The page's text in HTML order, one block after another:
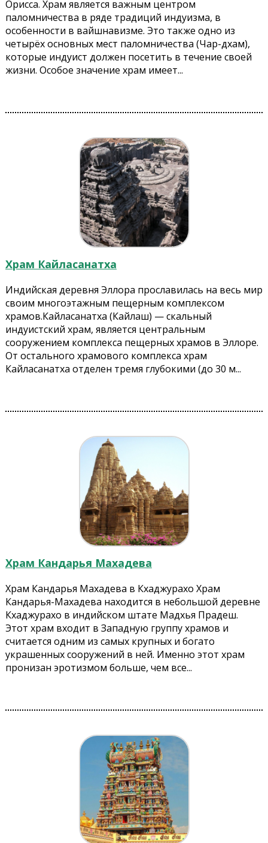
Орисса. Храм является важным центром
паломничества в ряде традиций индуизма, в
особенности в вайшнавизме. Это также одно из
четырёх основных мест паломничества (Чар-дхам),
которые индуист должен посетить в течение своей
жизни. Особое значение храм имеет...
Храм Кайласанатха
Индийская деревня Эллора прославилась на весь мир
своим многоэтажным пещерным комплексом
храмов.Кайласанатха (Кайлаш) — скальный
индуистский храм, является центральным
сооружением комплекса пещерных храмов в Эллоре.
От остального храмового комплекса храм
Кайласанатха отделен тремя глубокими (до 30 м...
Храм Кандарья Махадева
Храм Кандарья Махадева в Кхаджурахо Храм
Кандарья-Махадева находится в небольшой деревне
Кхаджурахо в индийском штате Мадхья Прадеш.
Этот храм входит в Западную группу храмов и
считается одним из самых крупных и богато
украшенных сооружений в ней. Именно этот храм
пронизан эротизмом больше, чем все...